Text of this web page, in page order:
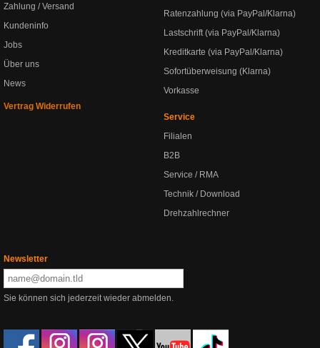
Zahlung / Versand
Kundeninfo
Jobs
Über uns
News
Vertrag Widerrufen
Ratenzahlung (via PayPal/Klarna)
Lastschrift (via PayPal/Klarna)
Kreditkarte (via PayPal/Klarna)
Sofortüberweisung (Klarna)
Vorkasse
Service
Filialen
B2B
Service / RMA
Technik / Download
Drehzahlrechner
Newsletter
Sie können sich jederzeit wieder abmelden.